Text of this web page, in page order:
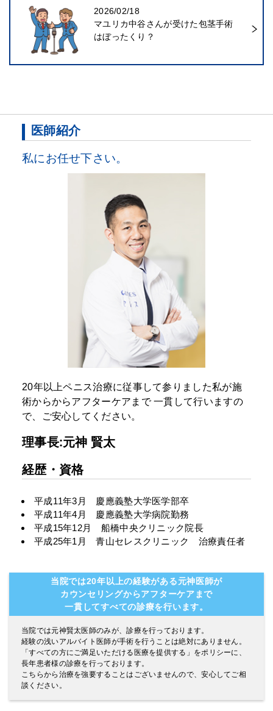
2026/02/18
マユリカ中谷さんが受けた包茎手術
はぼったくり？
医師紹介
私にお任せ下さい。
20年以上ペニス治療に従事して参りました私が施
術からからアフターケアまで一貫して行いますの
で、ご安心してください。
理事長:元神 賢太
経歴・資格
平成11年3月 慶應義塾大学医学部卒
平成11年4月 慶應義塾大学病院勤務
平成15年12月 船橋中央クリニック院長
平成25年1月 青山セレスクリニック 治療責任者
当院では20年以上の経験がある元神医師が
カウンセリングからアフターケアまで
一貫してすべての診療を行います。
当院では元神賢太医師のみが、診療を行っております。
経験の浅いアルバイト医師が手術を行うことは絶対にありません。
「すべての方にご満足いただける医療を提供する」をポリシーに、
長年患者様の診療を行っております。
こちらから治療を強要することはございませんので、安心してご相
談ください。